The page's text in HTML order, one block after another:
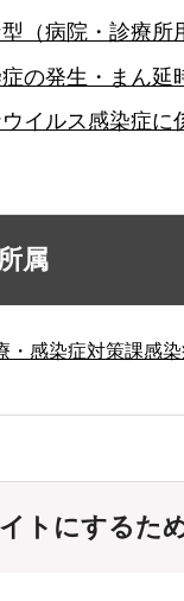
病院・診療所
発生・まん延
ルス感染症に
属
・感染症対策課感
トにするた